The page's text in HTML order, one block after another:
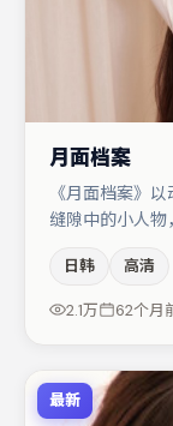
月面档案
《月面档案》
缝隙中的小人物
歌的对手戏构
题层层揭开。节
日韩 高清
2.1万 62个月
最新